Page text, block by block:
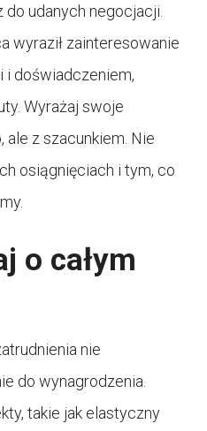
udanych negocjacji.
wyraził zainteresowanie
i doświadczeniem,
Wyrażaj swoje
z szacunkiem. Nie
osiągnięciach i tym, co
o całym
nie
do wynagrodzenia.
takie jak elastyczny